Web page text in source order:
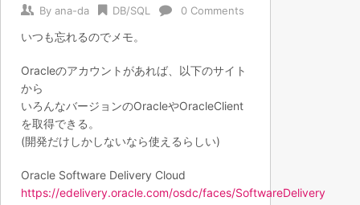
By ana-da DB/SQL 0 Comments
いつも忘れるのでメモ。
Oracleのアカウントがあれば、以下のサイト
から
いろんなバージョンのOracleやOracleClient
を取得できる。
(開発だけしかしないなら使えるらしい)
Oracle Software Delivery Cloud
https://edelivery.oracle.com/osdc/faces/SoftwareDelivery